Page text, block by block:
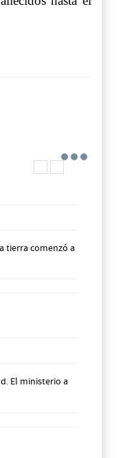
tierra comenzó a
El ministerio a